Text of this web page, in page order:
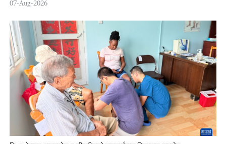
07-Aug-2026